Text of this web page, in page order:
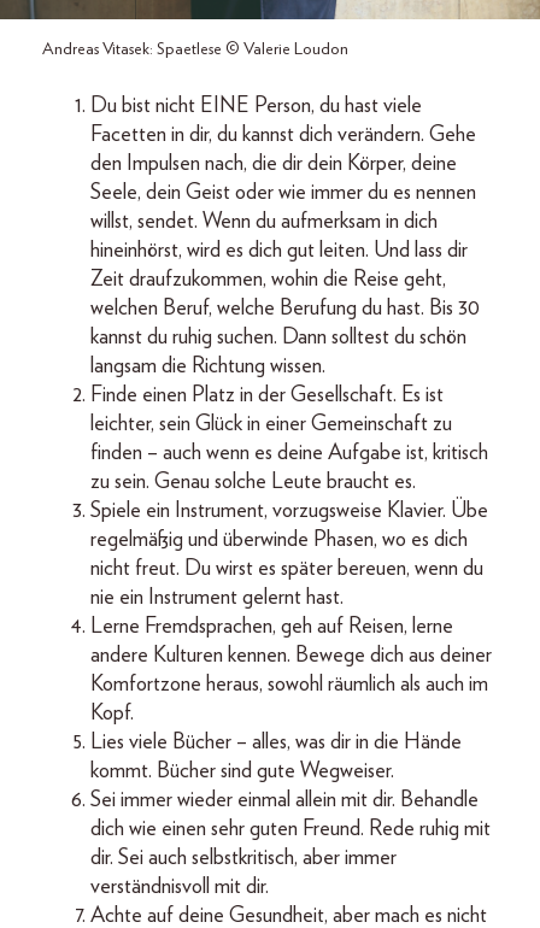
Andreas Vitasek: Spaetlese © Valerie Loudon
Du bist nicht EINE Person, du hast viele
Facetten in dir, du kannst dich verändern. Gehe
den Impulsen nach, die dir dein Körper, deine
Seele, dein Geist oder wie immer du es nennen
willst, sendet. Wenn du aufmerksam in dich
hineinhörst, wird es dich gut leiten. Und lass dir
Zeit draufzukommen, wohin die Reise geht,
welchen Beruf, welche Berufung du hast. Bis 30
kannst du ruhig suchen. Dann solltest du schön
langsam die Richtung wissen.
Finde einen Platz in der Gesellschaft. Es ist
leichter, sein Glück in einer Gemeinschaft zu
finden – auch wenn es deine Aufgabe ist, kritisch
zu sein. Genau solche Leute braucht es.
Spiele ein Instrument, vorzugsweise Klavier. Übe
regelmäßig und überwinde Phasen, wo es dich
nicht freut. Du wirst es später bereuen, wenn du
nie ein Instrument gelernt hast.
Lerne Fremdsprachen, geh auf Reisen, lerne
andere Kulturen kennen. Bewege dich aus deiner
Komfortzone heraus, sowohl räumlich als auch im
Kopf.
Lies viele Bücher – alles, was dir in die Hände
kommt. Bücher sind gute Wegweiser.
Sei immer wieder einmal allein mit dir. Behandle
dich wie einen sehr guten Freund. Rede ruhig mit
dir. Sei auch selbstkritisch, aber immer
verständnisvoll mit dir.
Achte auf deine Gesundheit, aber mach es nicht